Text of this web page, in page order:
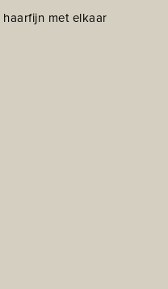
met elkaar